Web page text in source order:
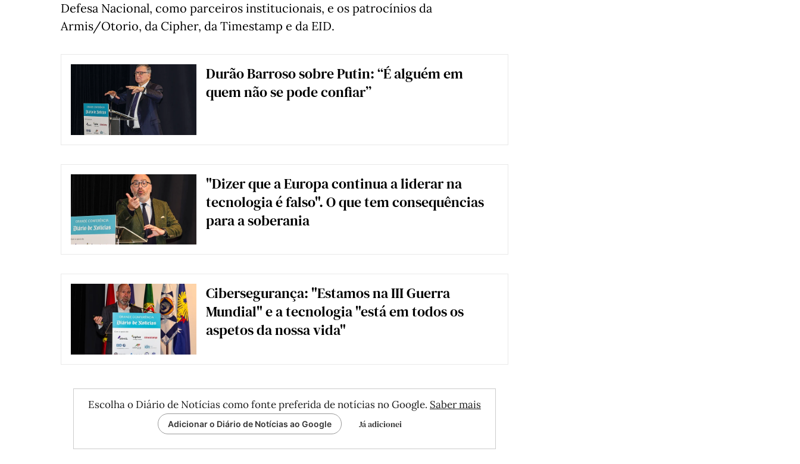
Defesa Nacional, como parceiros institucionais, e os patrocínios da
Armis/Otorio, da Cipher, da Timestamp e da EID.
Durão Barroso sobre Putin: “É alguém em
quem não se pode confiar”
"Dizer que a Europa continua a liderar na
tecnologia é falso". O que tem consequências
para a soberania
Cibersegurança: "Estamos na III Guerra
Mundial" e a tecnologia "está em todos os
aspetos da nossa vida"
Escolha o Diário de Notícias como fonte preferida de notícias no Google. Saber mais
Adicionar o Diário de Notícias ao Google Já adicionei